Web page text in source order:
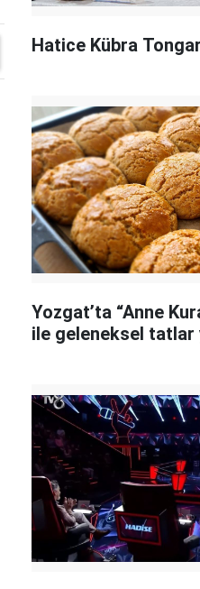
Hatice Kübra
Yozgat’ta “Anne
ile geleneksel tatlar